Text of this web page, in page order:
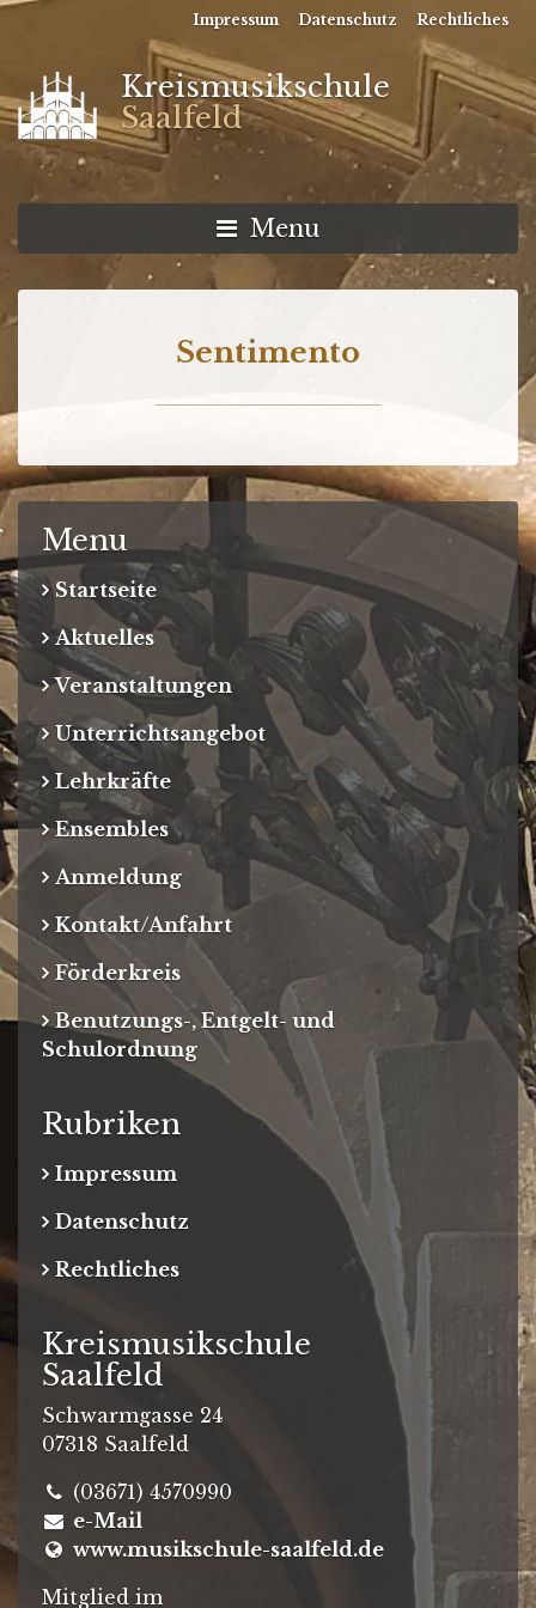
Impressum Datenschutz Rechtliches
Kreismusikschule
Saalfeld
Menu
Sentimento
Menu
Startseite
Aktuelles
Veranstaltungen
Unterrichtsangebot
Lehrkräfte
Ensembles
Anmeldung
Kontakt/Anfahrt
Förderkreis
Benutzungs-, Entgelt- und
Schulordnung
Rubriken
Impressum
Datenschutz
Rechtliches
Kreismusikschule
Saalfeld
Schwarmgasse 24
07318 Saalfeld
(03671) 4570990
e-Mail
www.musikschule-saalfeld.de
Mitglied im